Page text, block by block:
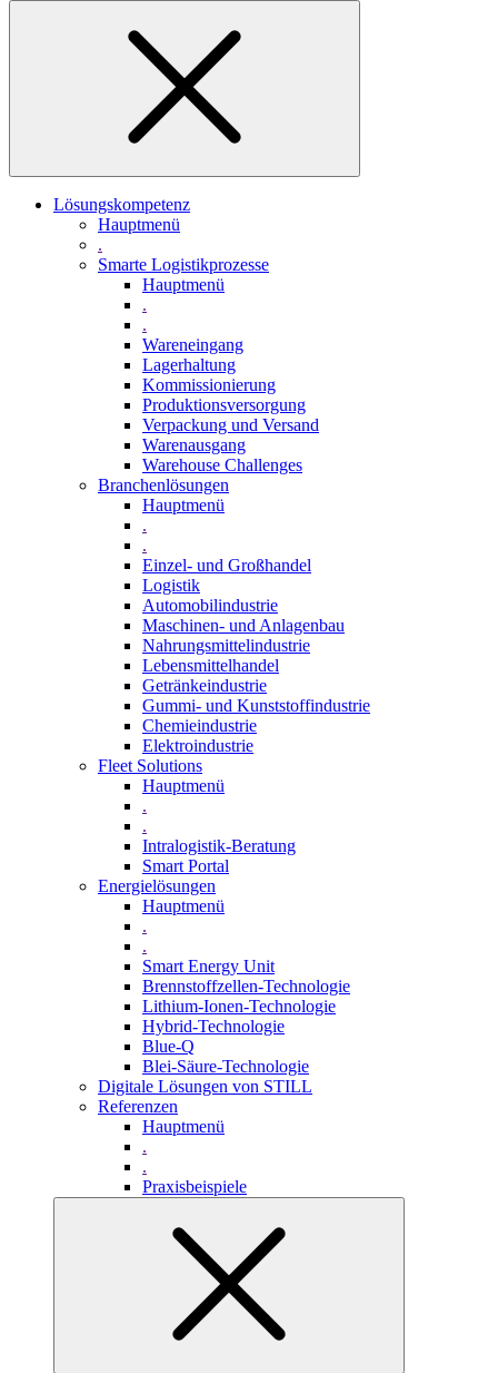
Lösungskompetenz
Hauptmenü
.
Smarte Logistikprozesse
Hauptmenü
.
.
Wareneingang
Lagerhaltung
Kommissionierung
Produktionsversorgung
Verpackung und Versand
Warenausgang
Warehouse Challenges
Branchenlösungen
Hauptmenü
.
.
Einzel- und Großhandel
Logistik
Automobilindustrie
Maschinen- und Anlagenbau
Nahrungsmittelindustrie
Lebensmittelhandel
Getränkeindustrie
Gummi­- und Kunststoffindustrie
Chemieindustrie
Elektroindustrie
Fleet Solutions
Hauptmenü
.
.
Intralogistik-Beratung
Smart Portal
Energielösungen
Hauptmenü
.
.
Smart Energy Unit
Brennstoffzellen-Technologie
Lithium-Ionen-Technologie
Hybrid-Technologie
Blue-Q
Blei-Säure-Technologie
Digitale Lösungen von STILL
Referenzen
Hauptmenü
.
.
Praxisbeispiele